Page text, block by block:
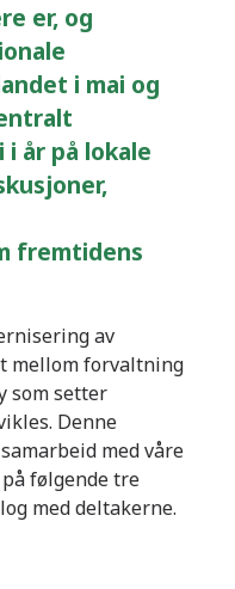
er, og
i mai og
år på lokale
fremtidens
av
mellom forvaltning
som setter
Denne
med våre
følgende tre
med deltakerne.